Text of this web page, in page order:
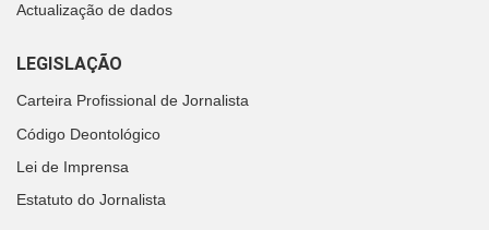
Actualização de dados
LEGISLAÇÃO
Carteira Profissional de Jornalista
Código Deontológico
Lei de Imprensa
Estatuto do Jornalista